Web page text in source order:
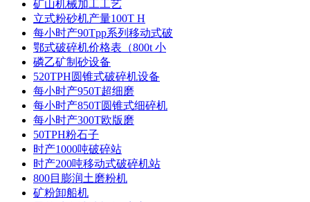
矿山机械加工工艺
立式粉砂机产量100T H
每小时产90Tpp系列移动式破
鄂式破碎机价格表（800t 小
磷乙矿制砂设备
520TPH圆锥式破碎机设备
每小时产950T超细磨
每小时产850T圆锥式细碎机
每小时产300T欧版磨
50TPH粉石子
时产1000吨破碎站
时产200吨移动式破碎机站
800目膨润土磨粉机
矿粉卸船机